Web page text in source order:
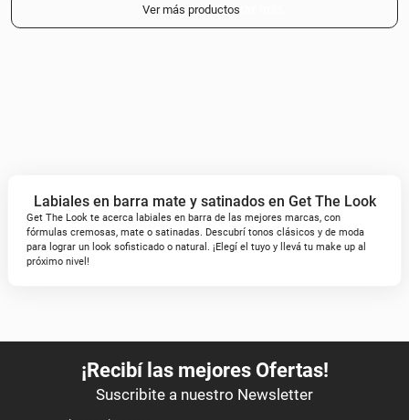
Mostrar más
Labiales en barra mate y satinados en Get The Look
Get The Look te acerca labiales en barra de las mejores marcas, con
fórmulas cremosas, mate o satinadas. Descubrí tonos clásicos y de moda
para lograr un look sofisticado o natural. ¡Elegí el tuyo y llevá tu make up al
próximo nivel!